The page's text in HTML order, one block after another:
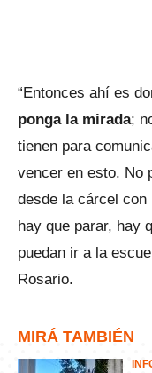
“Entonces ahí es
ponga la mirada;
tienen para
vencer en esto. No
desde la cárcel con
hay que parar, hay
puedan ir a la
Rosario.
MIRÁ TAMBIÉN